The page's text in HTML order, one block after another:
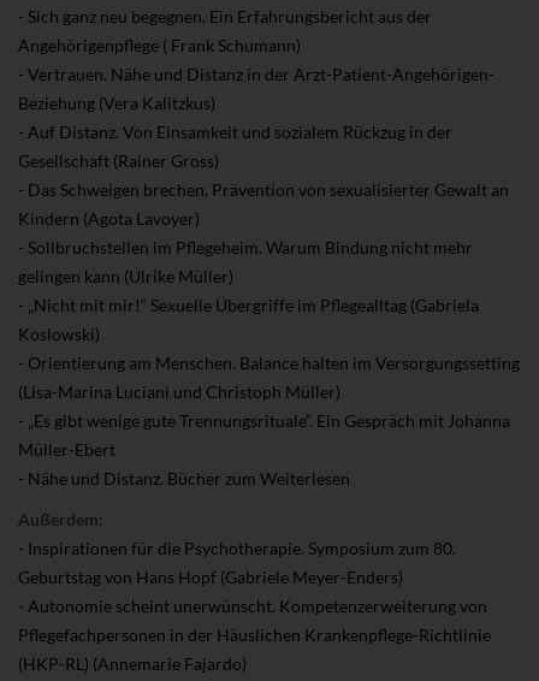
- Sich ganz neu begegnen. Ein Erfahrungsbericht aus der
Angehörigenpflege ( Frank Schumann)
- Vertrauen. Nähe und Distanz in der Arzt-Patient-Angehörigen-
Beziehung (Vera Kalitzkus)
- Auf Distanz. Von Einsamkeit und sozialem Rückzug in der
Gesellschaft (Rainer Gross)
- Das Schweigen brechen. Prävention von sexualisierter Gewalt an
Kindern (Agota Lavoyer)
- Sollbruchstellen im Pflegeheim. Warum Bindung nicht mehr
gelingen kann (Ulrike Müller)
- „Nicht mit mir!“ Sexuelle Übergriffe im Pflegealltag (Gabriela
Koslowski)
- Orientierung am Menschen. Balance halten im Versorgungssetting
(Lisa-Marina Luciani und Christoph Müller)
- „Es gibt wenige gute Trennungsrituale“. Ein Gespräch mit Johanna
Müller-Ebert
- Nähe und Distanz. Bücher zum Weiterlesen
Außerdem:
- Inspirationen für die Psychotherapie. Symposium zum 80.
Geburtstag von Hans Hopf (Gabriele Meyer-Enders)
- Autonomie scheint unerwünscht. Kompetenzerweiterung von
Pflegefachpersonen in der Häuslichen Krankenpflege-Richtlinie
(HKP-RL) (Annemarie Fajardo)